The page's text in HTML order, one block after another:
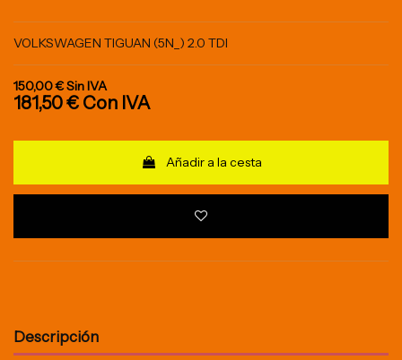
VOLKSWAGEN TIGUAN (5N_) 2.0 TDI
150,00 €Sin IVA
181,50 € Con IVA
Añadir a la cesta
Descripción